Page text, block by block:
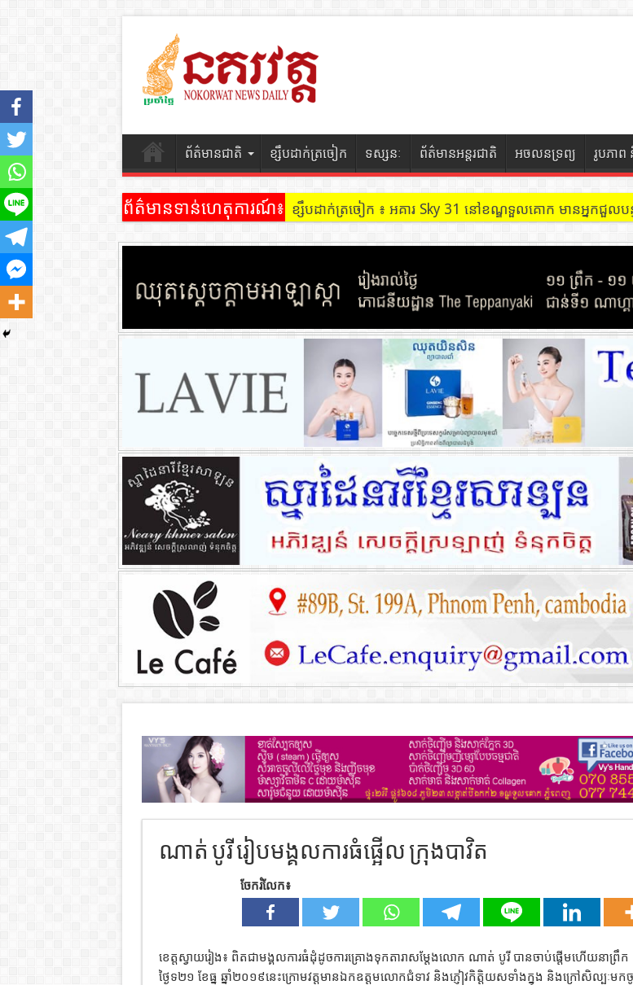
ព័ត៌មានជាតិ ខ្សឹបដាក់ត្រចៀក ទស្សនៈ ព័ត៌មានអន្តរជាតិ អចលនទ្រព្យ រូបភាព
ព័ត៌មានទាន់ហេតុការណ៍៖ ខ្សឹបដាក់ត្រចៀក ៖ អគារ Sky 31 នៅខណ្ឌទួលគោក មានអ្នកជួល
ណាត់ បូរី រៀបមង្គលការធំផ្អើល ក្រុងបាវិត
ចែករំលែក៖
ខេត្តស្វាយរៀង៖ ពិតជាមង្គលការធំដុំដូចការគ្រោងទុកតារាសម្ដែងលោក ណាត់ បូរី បានចាប់ផ្ដើមហើយនាព្រឹក
ថ្ងៃទ២១ ខែធ្នូ ឆ្នាំ២០១៩នេះក្រោមវត្តមានឯកឧត្ដមលោកជំទាវ និងភ្ញៀវកិត្តិយសទាំងក្នុង និងក្រៅសិល្បៈមក